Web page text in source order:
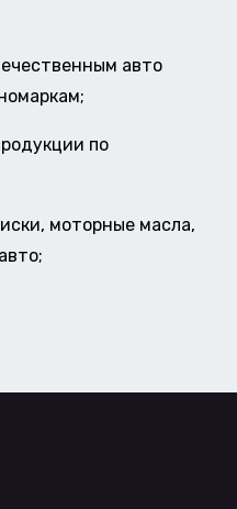
авто
по
моторные масла,